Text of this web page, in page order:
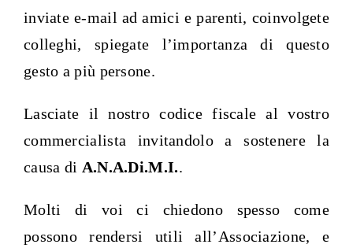
inviate e-mail ad amici e parenti, coinvolgete
colleghi, spiegate l’importanza di questo
gesto a più persone.
Lasciate il nostro codice fiscale al vostro
commercialista invitandolo a sostenere la
causa di A.N.A.Di.M.I..
Molti di voi ci chiedono spesso come
possono rendersi utili all’Associazione, e